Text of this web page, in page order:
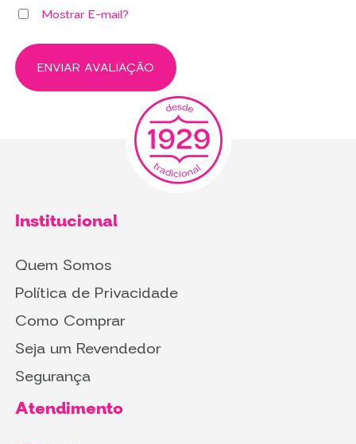
Mostrar E-mail?
ENVIAR AVALIAÇÃO
Institucional
Quem Somos
Política de Privacidade
Como Comprar
Seja um Revendedor
Segurança
Atendimento